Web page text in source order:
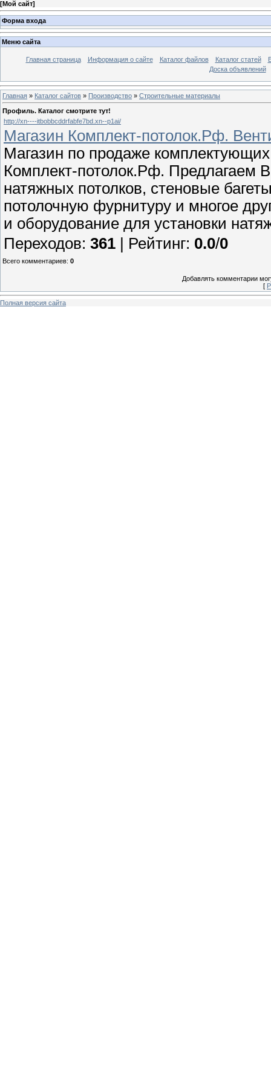
[Мой сайт]
Форма входа
Меню сайта
Главная страница Информация о сайте Каталог файлов Каталог статей
Доска объявлений
Главная » Каталог сайтов » Производство » Строительные материалы
Профиль. Каталог смотрите тут!
http://xn----itbobbcddrfabfe7bd.xn--p1ai/
Магазин Комплект-потолок.Рф.
Магазин по продаже
Комплект-потолок.Рф.
натяжных потолков, стеновые
потолочную фурнитуру и многое
и оборудование для установки
Переходов: 361 | Рейтинг: 0.0/0
Всего комментариев: 0
Добавлять комментарии
[
Полная версия сайта